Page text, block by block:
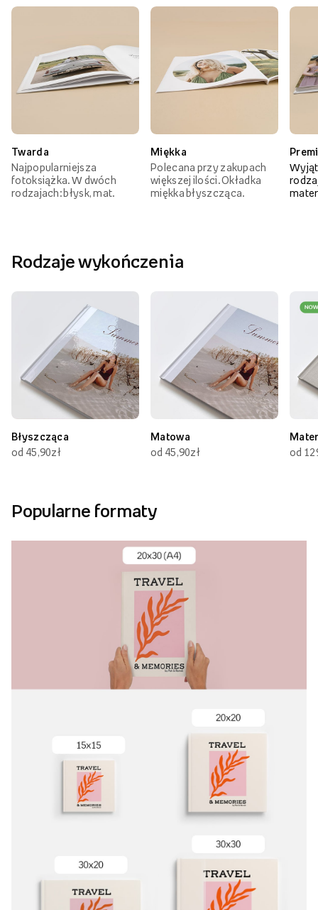
Twarda
Najpopularniejsza
fotoksiążka. W dwóch
rodzajach: błysk, mat.
Miękka
Polecana przy zakupach
większej ilości. Okładka
miękka błyszcząca.
Rodzaje wykończenia
Błyszcząca
od 45,90zł
Matowa
od 45,90zł
od
Popularne formaty